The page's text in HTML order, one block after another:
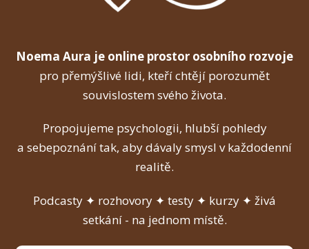
Noema Aura je online prostor osobního rozvoje
pro přemýšlivé lidi, kteří chtějí porozumět
souvislostem svého života.
Propojujeme psychologii, hlubší pohledy
a sebepoznání tak, aby dávaly smysl v každodenní
realitě.
Podcasty ✦ rozhovory ✦ testy ✦ kurzy ✦ živá
setkání - na jednom místě.